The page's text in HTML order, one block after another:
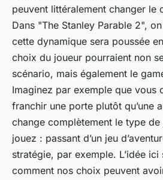
peuvent littéralement changer le
Dans "The Stanley Parable 2",
cette dynamique sera poussée
choix du joueur pourraient non
scénario, mais également le
Imaginez par exemple que vous
franchir une porte plutôt qu’une
change complètement le type
jouez : passant d’un jeu
stratégie, par exemple. L’idée ici
comment nos choix peuvent